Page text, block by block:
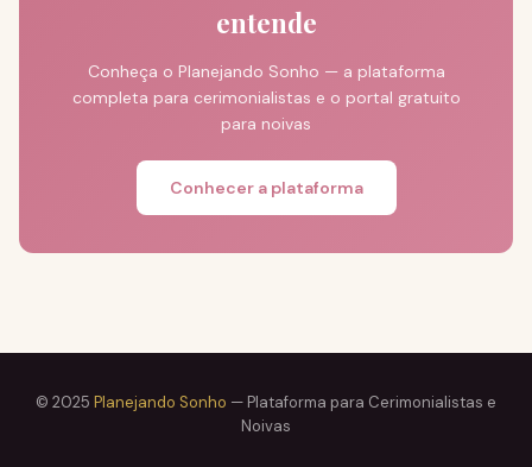
entende
Conheça o Planejando Sonho — a plataforma
completa para cerimonialistas e o portal gratuito
para noivas
Conhecer a plataforma
© 2025 Planejando Sonho — Plataforma para Cerimonialistas e
Noivas